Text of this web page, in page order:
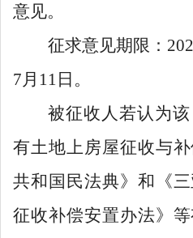
意见。
征求意见期限：
7 月 1 1 日。
被征收人若认为
有土地上房屋征收与
共和国民法典》和《
征收补偿安置办法》